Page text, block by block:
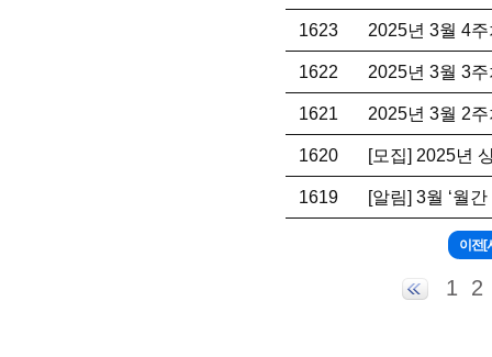
1623 2025년 3월 4
1622 2025년 3월 3
1621 2025년 3월 2
1620 [모집] 2025년
1619 [알림] 3월 ‘월
1 2